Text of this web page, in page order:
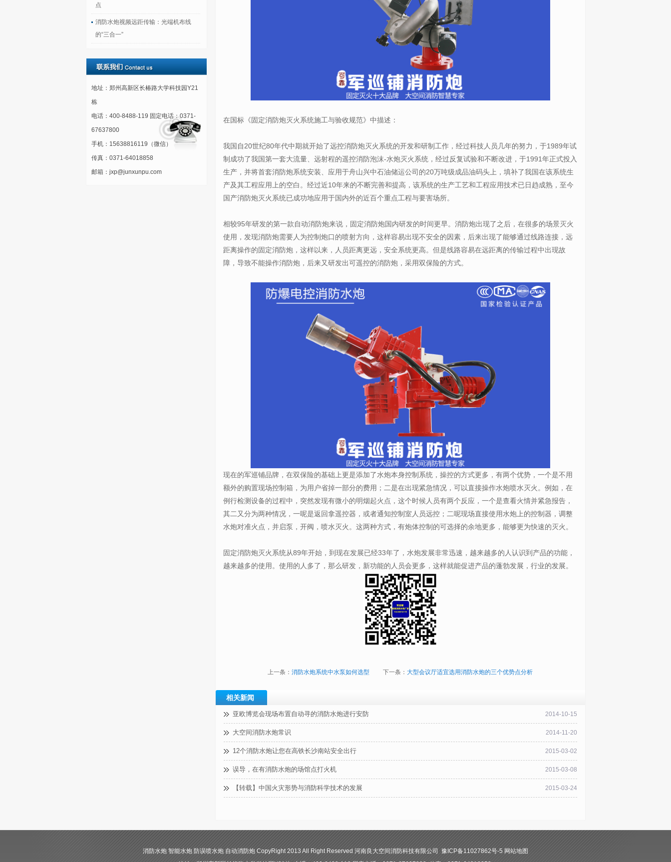
点
消防水炮视频远距传输：光端机布线
的“三合一”
地址：郑州高新区长椿路大学科技园Y21
栋
电话：400-8488-119 固定电话：0371-
67637800
手机：15638816119（微信）
传真：0371-64018858
邮箱：jxp@junxunpu.com
在国标《固定消防炮灭火系统施工与验收规范》中描述：
我国自20世纪80年代中期就开始了远控消防炮灭火系统的开发和研制工作，经过科技人员几年的努力，于1989年试
制成功了我国第一套大流量、远射程的遥控消防泡沫-水炮灭火系统，经过反复试验和不断改进，于1991年正式投入
生产，并将首套消防炮系统安装、应用于舟山兴中石油储运公司的20万吨级成品油码头上，填补了我国在该系统生
产及其工程应用上的空白。经过近10年来的不断完善和提高，该系统的生产工艺和工程应用技术已日趋成熟，至今
国产消防炮灭火系统已成功地应用于国内外的近百个重点工程与要害场所。
相较95年研发的第一款自动消防炮来说，固定消防炮国内研发的时间更早。消防炮出现了之后，在很多的场景灭火
使用，发现消防炮需要人为控制炮口的喷射方向，这样容易出现不安全的因素，后来出现了能够通过线路连接，远
距离操作的固定消防炮，这样以来，人员距离更远，安全系统更高。但是线路容易在远距离的传输过程中出现故
障，导致不能操作消防炮，后来又研发出可遥控的消防炮，采用双保险的方式。
现在的军巡铺品牌，在双保险的基础上更是添加了水炮本身控制系统，操控的方式更多，有两个优势，一个是不用
额外的购置现场控制箱，为用户省掉一部分的费用；二是在出现紧急情况，可以直接操作水炮喷水灭火。例如，在
例行检测设备的过程中，突然发现有微小的明烟起火点，这个时候人员有两个反应，一个是查看火情并紧急报告，
其二又分为两种情况，一呢是返回拿遥控器，或者通知控制室人员远控；二呢现场直接使用水炮上的控制器，调整
水炮对准火点，并启泵，开阀，喷水灭火。这两种方式，有炮体控制的可选择的余地更多，能够更为快速的灭火。
固定消防炮灭火系统从89年开始，到现在发展已经33年了，水炮发展非常迅速，越来越多的人认识到产品的功能，
越来越多的使用。使用的人多了，那么研发，新功能的人员会更多，这样就能促进产品的蓬勃发展，行业的发展。
上一条： 消防水炮系统中水泵如何选型 下一条： 大型会议厅适宜选用消防水炮的三个优势点分析
相关新闻
2014-10-15
亚欧博览会现场布置自动寻的消防水炮进行安防
2014-11-20
大空间消防水炮常识
2015-03-02
12个消防水炮让您在高铁长沙南站安全出行
2015-03-08
误导，在有消防水炮的场馆点打火机
2015-03-24
【转载】中国火灾形势与消防科学技术的发展
消防水炮 智能水炮 防误喷水炮 自动消防炮 CopyRight 2013 All Right Reserved 河南良大空间消防科技有限公司 豫ICP备11027862号-5网站地图